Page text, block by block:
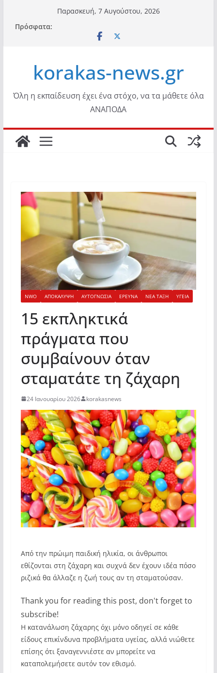
περιεχόμενο
Παρασκευή, 7 Αυγούστου, 2026
Πρόσφατα:
korakas-news.gr
Όλη η εκπαίδευση έχει ένα στόχο, να τα μάθετε όλα
ΑΝΑΠΟΔΑ
NWO ΑΠΟΚΑΛΥΨΗ ΑΥΤΟΓΝΩΣΙΑ ΕΡΕΥΝΑ ΝΕΑ ΤΑΞΗ ΥΓΕΙΑ
15 εκπληκτικά
πράγματα που
συμβαίνουν όταν
σταματάτε τη ζάχαρη
24 Ιανουαρίου 2026 korakasnews
Από την πρώιμη παιδική ηλικία, οι άνθρωποι
εθίζονται στη ζάχαρη και συχνά δεν έχουν ιδέα πόσο
ριζικά θα άλλαζε η ζωή τους αν τη σταματούσαν.
Thank you for reading this post, don't forget to
subscribe!
Η κατανάλωση ζάχαρης όχι μόνο οδηγεί σε κάθε
είδους επικίνδυνα προβλήματα υγείας, αλλά νιώθετε
επίσης ότι ξαναγεννιέστε αν μπορείτε να
καταπολεμήσετε αυτόν τον εθισμό.